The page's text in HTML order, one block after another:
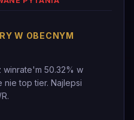
W OBECNYM
50.32% w
nie top tier. Najlepsi